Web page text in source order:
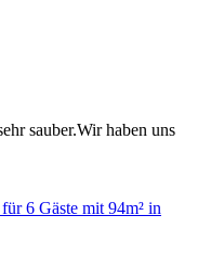
sauber.Wir haben uns
6 Gäste mit 94m² in